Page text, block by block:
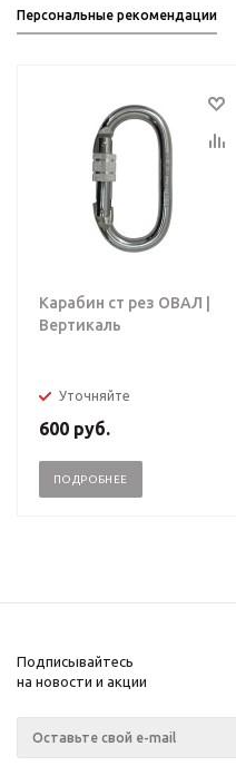
Персональные рекомендации
Карабин ст рез ОВАЛ |
Вертикаль
Уточняйте
600 руб.
ПОДРОБНЕЕ
Подписывайтесь
на новости и акции